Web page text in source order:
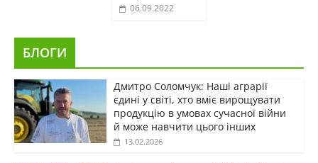
06.09.2022
БЛОГИ
Дмитро Соломчук: Наші аграрії
єдині у світі, хто вміє вирощувати
продукцію в умовах сучасної війни
й може навчити цього інших
13.02.2026